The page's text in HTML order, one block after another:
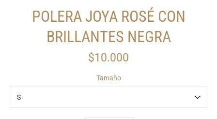
POLERA JOYA ROSÉ CON
BRILLANTES NEGRA
$10.000
Tamaño
Seleccionar variante